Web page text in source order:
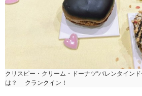
クリスピー・クリーム・ドーナツ“バレンタイン
は？ クランクイン！